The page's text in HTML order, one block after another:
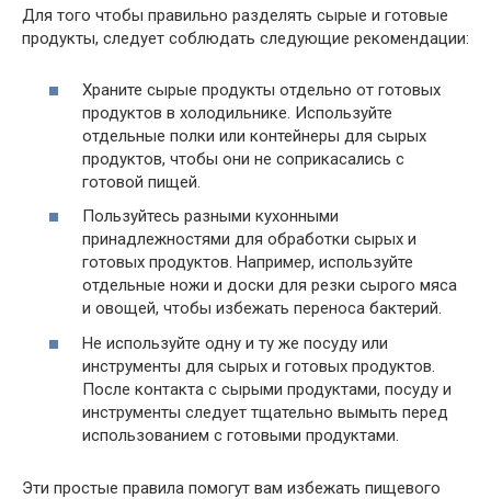
Для того чтобы правильно разделять сырые и готовые
продукты, следует соблюдать следующие рекомендации:
Храните сырые продукты отдельно от готовых
продуктов в холодильнике. Используйте
отдельные полки или контейнеры для сырых
продуктов, чтобы они не соприкасались с
готовой пищей.
Пользуйтесь разными кухонными
принадлежностями для обработки сырых и
готовых продуктов. Например, используйте
отдельные ножи и доски для резки сырого мяса
и овощей, чтобы избежать переноса бактерий.
Не используйте одну и ту же посуду или
инструменты для сырых и готовых продуктов.
После контакта с сырыми продуктами, посуду и
инструменты следует тщательно вымыть перед
использованием с готовыми продуктами.
Эти простые правила помогут вам избежать пищевого